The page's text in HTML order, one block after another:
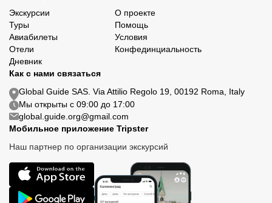
Экскурсии
Туры
Авиабилеты
Отели
Дневник
О проекте
Помощь
Условия
Конфединциальность
Как с нами связаться
Global Guide SAS. Via Attilio Regolo 19, 00192 Roma, Italy
Мы открыты с 09:00 до 17:00
global.guide.org@gmail.com
Мобильное приложение Tripster
Наш партнер по организации экскурсий